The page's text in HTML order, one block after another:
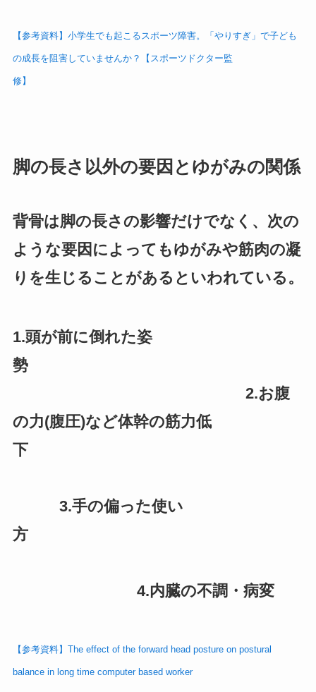
【参考資料】小学生でも起こるスポーツ障害。「やりすぎ」で子ども
の成長を阻害していませんか？【スポーツドクター監
修】
脚の長さ以外の要因とゆがみの関係
背骨は脚の長さの影響だけでなく、次の
ような要因によってもゆがみや筋肉の凝
りを生じることがあるといわれている。
1.頭が前に倒れた姿
勢
2.お腹
の力(腹圧)など体幹の筋力低
下
3.手の偏った使い
方
4.内臓の不調・病変
【参考資料】The effect of the forward head posture on postural
balance in long time computer based worker